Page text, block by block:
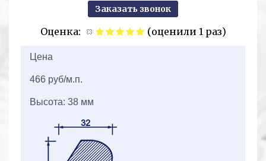
Заказать звонок
Оценка:
(оценили 1 раз)
Цена
466 руб/м.п.
Высота: 38 мм